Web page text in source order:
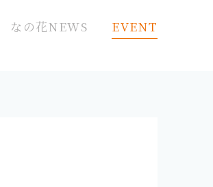
なの花NEWS EVENT